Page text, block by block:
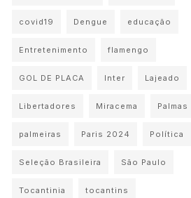
covid19 Dengue educação
Entretenimento flamengo
GOL DE PLACA Inter Lajeado
Libertadores Miracema Palmas
palmeiras Paris 2024 Política
Seleção Brasileira São Paulo
Tocantinia tocantins